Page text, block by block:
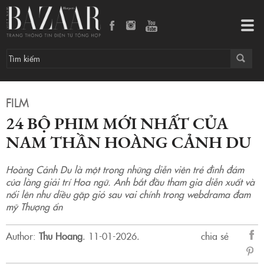
FILM
24 BỘ PHIM MỚI NHẤT CỦA
NAM THẦN HOÀNG CẢNH DU
Hoàng Cảnh Du là một trong những diễn viên trẻ đình đám
của làng giải trí Hoa ngữ. Anh bắt đầu tham gia diễn xuất và
nổi lên như diều gặp gió sau vai chính trong webdrama đam
mỹ Thượng ẩn
Author: Thu Hoang. 11-01-2026.
chia sẻ
sẻ
24 bộ phim mới nhất của nam thần Hoàng Cảnh Du